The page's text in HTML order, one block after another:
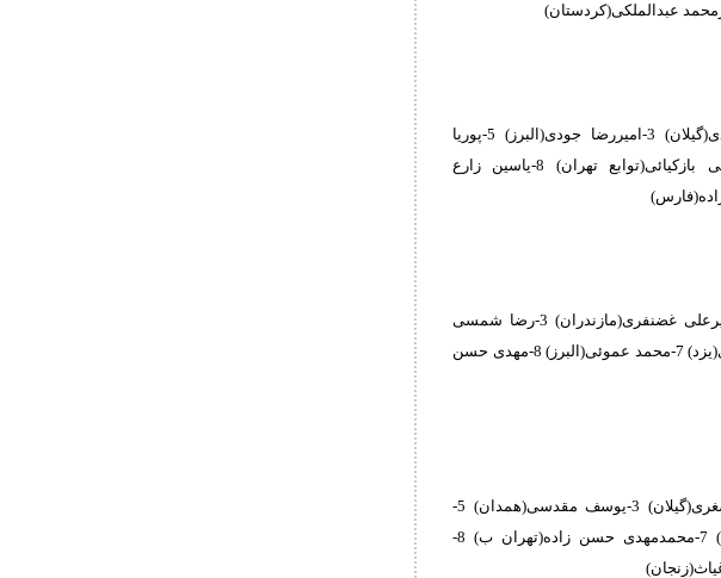
1-سام سیار(تهران) 2-سیدطاها هاشمی(مازندران) 3-بنیامین امیدی(گیلان) 3-امیررضا جودی(البرز) 5-پوریا
حبیبی(تهران ب) 5-محمدرضا شهسواری(قزوین) 7-علیرضا عیسی بازکیائی(توابع تهران) 8-یاسین زارع
1-ابوالفضل کوشکی(لرستان) 2-محمدحسین شعبانلو(همدان) 3-امیرعلی غضنفری(مازندران) 3-رضا شمسی
پور(توابع تهران) 5-بنیامین دارابی(کرمانشاه) 5-علیرضا بیک خورمیزی(یزد) 7-محمد عموئی(البرز) 8-مهدی حسن
1-کامران فضلی(مازندران) 2-کسری قدرتی(البرز) 3-محمدجواد اصغری(گیلان) 3-یوسف مقدسی(همدان) 5-
محمدحسین سبزی زاده(کرمانشاه) 5-شایان اردو(خراسان رضوی) 7-محمدمهدی حسن زاده(تهران ب) 8-